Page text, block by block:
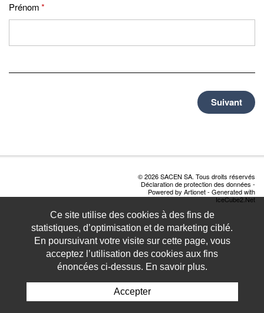
Prénom*
Suivant
© 2026 SACEN SA. Tous droits réservés
Déclaration de protection des données -
Powered by Artionet- Generated with
IceCube2.Net
Ce site utilise des cookies à des fins de
statistiques, d’optimisation et de marketing ciblé.
En poursuivant votre visite sur cette page, vous
acceptez l’utilisation des cookies aux fins
énoncées ci-dessus. En savoir plus.
Accepter